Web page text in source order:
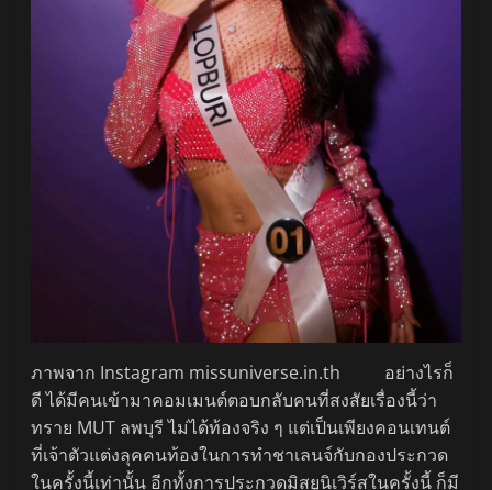
ภาพจาก Instagram missuniverse.in.th อย่างไรก็
ดี ได้มีคนเข้ามาคอมเมนต์ตอบกลับคนที่สงสัยเรื่องนี้ว่า
ทราย MUT ลพบุรี ไม่ได้ท้องจริง ๆ แต่เป็นเพียงคอนเทนต์
ที่เจ้าตัวแต่งลุคคนท้องในการทำชาเลนจ์กับกองประกวด
ในครั้งนี้เท่านั้น อีกทั้งการประกวดมิสยูนิเวิร์สในครั้งนี้ ก็มี